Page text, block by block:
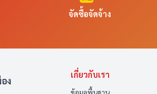
จัดซื้อจัดจ้าง
ง
เกี่ยวกับเรา
ข้อมูลพื้นฐาน